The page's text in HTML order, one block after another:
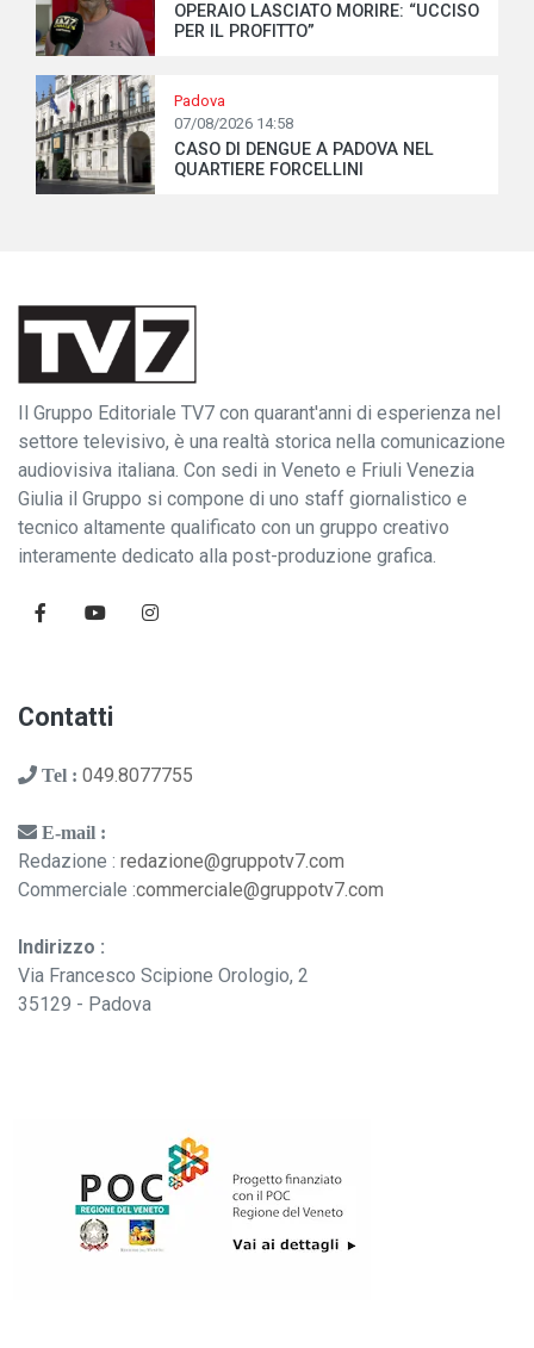
OPERAIO LASCIATO MORIRE: “UCCISO
PER IL PROFITTO”
Padova
07/08/2026 14:58
CASO DI DENGUE A PADOVA NEL
QUARTIERE FORCELLINI
Il Gruppo Editoriale TV7 con quarant'anni di esperienza nel
settore televisivo, è una realtà storica nella comunicazione
audiovisiva italiana. Con sedi in Veneto e Friuli Venezia
Giulia il Gruppo si compone di uno staff giornalistico e
tecnico altamente qualificato con un gruppo creativo
interamente dedicato alla post-produzione grafica.
Contatti
Tel : 049.8077755
E-mail :
Redazione : redazione@gruppotv7.com
Commerciale :commerciale@gruppotv7.com
Indirizzo :
Via Francesco Scipione Orologio, 2
35129 - Padova